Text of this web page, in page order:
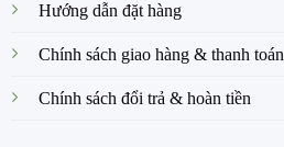
Hướng dẫn đặt hàng
Chính sách giao hàng & thanh toán
Chính sách đổi trả & hoàn tiền